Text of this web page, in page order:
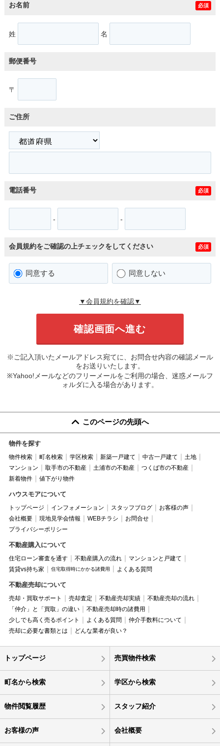
お名前 必須
姓 名
郵便番号
〒
ご住所
電話番号 必須
- -
会員規約をご確認の上チェックをしてください 必須
同意する 同意しない
▼会員規約を確認▼
※ご記入頂いたメールアドレス宛てに、お問合せ内容の確認メール
をお送りいたします。
※Yahoo!メールなどのフリーメールをご利用の場合、迷惑メールフ
ォルダに入る場合があります。
このページの先頭へ
物件を探す
物件検索 町名検索 学区検索 新築一戸建て 中古一戸建て
土地
マンション
取手市の不動産 土浦市の不動産
つくば市の不動産
新着物件
値下がり物件
ハウスモアについて
トップページ インフォメーション スタッフブログ
お客様の声
会社概要
現地見学会情報 WEBチラシ
お問合せ
プライバシーポリシー
不動産購入について
住宅ローン審査を通す 不動産購入の流れ
マンションと戸建て
賃貸vs持ち家
住宅取得時にかかる諸費用 よくある質問
不動産売却について
売却・買取サポート 売却査定 不動産売却実績
不動産売却の流れ
「仲介」と「買取」の違い
不動産売却時の諸費用
少しでも高く売るポイント
よくある質問
仲介手数料について
売却に必要な書類とは
どんな業者が良い？
トップページ 売買物件検索
町名から検索 学区から検索
物件閲覧履歴 スタッフ紹介
お客様の声 会社概要